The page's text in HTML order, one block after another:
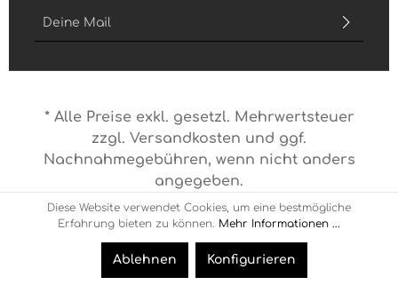
genommen und dieAGBgelesen und bin mit ihnen
Bitte geben Sie die abgebildeten Zeichen ein*
© 2026 Gemweb
* Alle Preise exkl. gesetzl. Mehrwertsteuer
zzgl. Versandkosten und ggf.
Nachnahmegebühren, wenn nicht anders
angegeben.
Diese Website verwendet Cookies, um eine bestmögliche
Erfahrung bieten zu können. Mehr Informationen ...
Ablehnen Konfigurieren